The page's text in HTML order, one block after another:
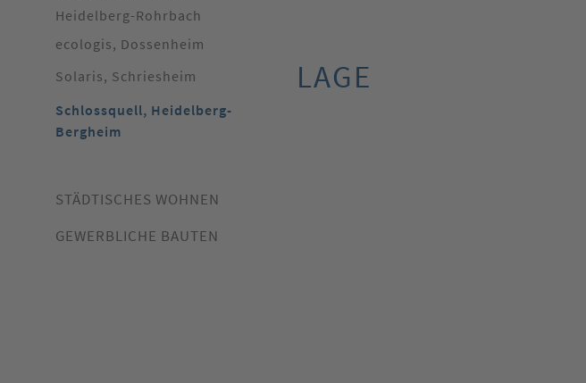
Heidelberg-Rohrbach
ecologis, Dossenheim
Solaris, Schriesheim
Schlossquell, Heidelberg-
Bergheim
STÄDTISCHES WOHNEN
GEWERBLICHE BAUTEN
LAGE